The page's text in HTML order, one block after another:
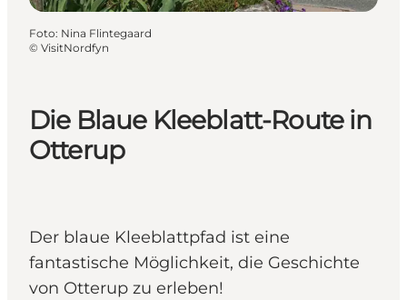
Die Blaue Kleeblatt-Route in
Otterup
Der blaue Kleeblattpfad ist eine
fantastische Möglichkeit, die Geschichte
von Otterup zu erleben!
Foto: Nina Flintegaard
© VisitNordfyn